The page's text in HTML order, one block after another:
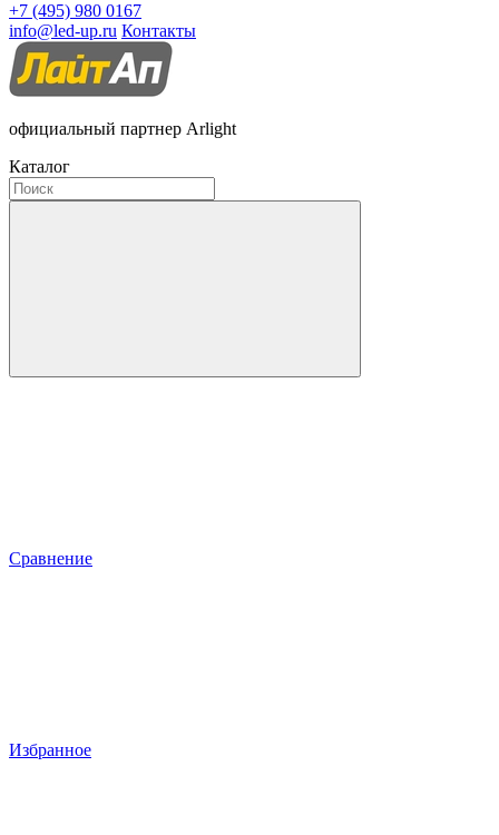
+7 (495) 980 0167
info@led-up.ru Контакты
официальный партнер Arlight
Каталог
Сравнение
Избранное